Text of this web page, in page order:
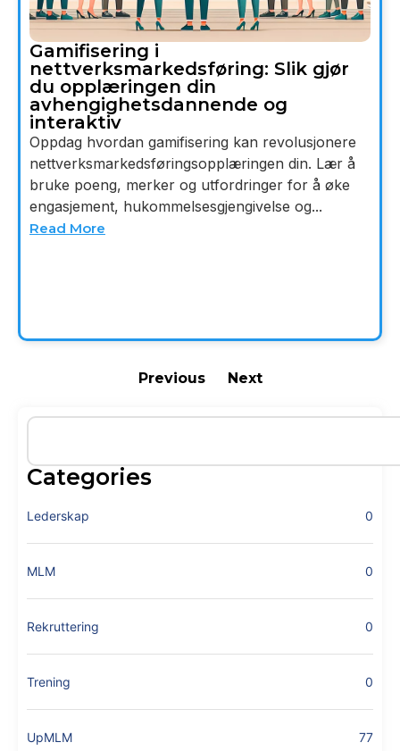
Categories
Lederskap 0
MLM 0
Rekruttering 0
Trening 0
UpMLM 77
Gamifisering i
nettverksmarkedsføring: Slik gjør
du opplæringen din
avhengighetsdannende og
interaktiv
Oppdag hvordan gamifisering kan revolusjonere
nettverksmarkedsføringsopplæringen din. Lær å
bruke poeng, merker og utfordringer for å øke
engasjement, hukommelsesgjengivelse og...
Read More
Previous Next